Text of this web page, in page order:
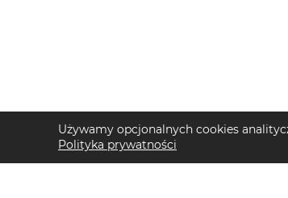
Używamy opcjonalnych cookies
Polityka prywatności